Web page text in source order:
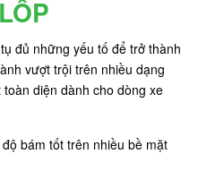
đủ những yếu tố để trở thành
vượt trội trên nhiều dạng
diện dành cho dòng xe
bám tốt trên nhiều bề mặt